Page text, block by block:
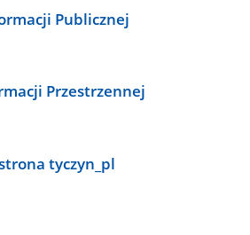
Publicznej
Przestrzennej
tyczyn_pl